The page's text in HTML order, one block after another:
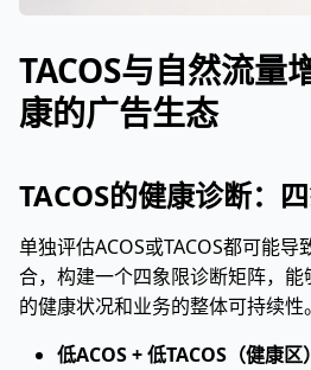
TACOS与自然流量
康的广告生态
TACOS的健康诊断：
单独评估ACOS或TACOS都可能
合，构建一个四象限诊断矩阵，
的健康状况和业务的整体可持续性。
低ACOS + 低TACOS（健康区）